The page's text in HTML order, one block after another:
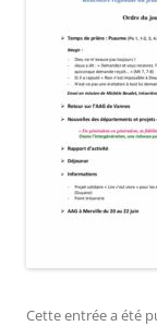
Cette entrée a été